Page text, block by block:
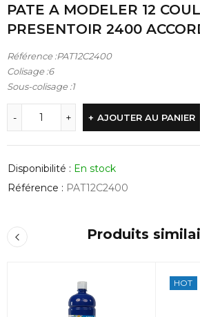
PATE A MODELER 12
PRESENTOIR 2400
Référence :PAT12C2400
Colisage :6
Sous-colisage :1
AJOUTER AU PANIER
Disponibilité : En stock
Référence : PAT12C2400
Produits
HOT